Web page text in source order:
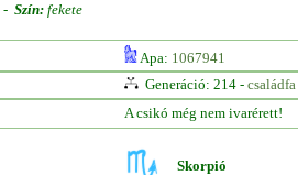
- Szín: fekete
Apa: 1067941
Generáció: 214 - családfa
A csikó még nem ivarérett!
Skorpió